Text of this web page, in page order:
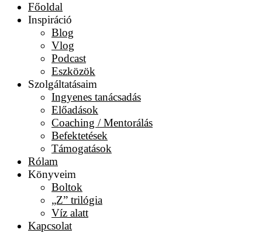
Főoldal
Inspiráció
Blog
Vlog
Podcast
Eszközök
Szolgáltatásaim
Ingyenes tanácsadás
Előadások
Coaching / Mentorálás
Befektetések
Támogatások
Rólam
Könyveim
Boltok
„Z” trilógia
Víz alatt
Kapcsolat